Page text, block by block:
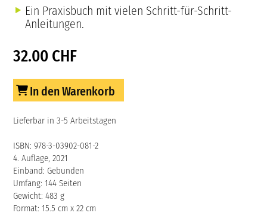
Ein Praxisbuch mit vielen Schritt-für-Schritt-
Anleitungen.
32.00 CHF
In den Warenkorb
Lieferbar in 3-5 Arbeitstagen
ISBN: 978-3-03902-081-2
4. Auflage, 2021
Einband: Gebunden
Umfang: 144 Seiten
Gewicht: 483 g
Format: 15.5 cm x 22 cm